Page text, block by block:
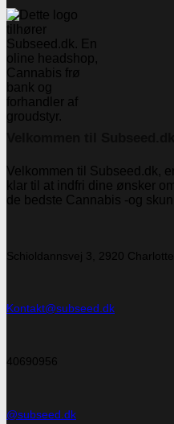
Velkommen til Subseed.dk,
klar til at indfri dine ønsker
de bedste Cannabis -og
Schioldannsvej 3, 2920
Kontakt@subseed.dk
40690956
@subseed.dk